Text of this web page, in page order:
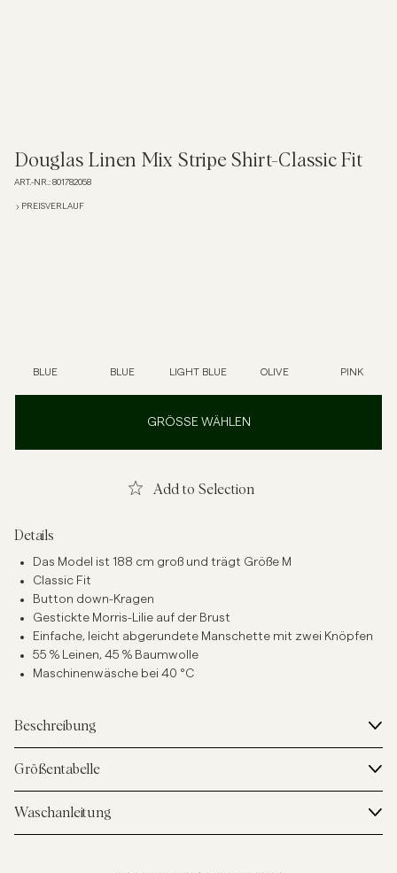
Hemden
Unterwäsche
Douglas Linen Mix Stripe Shirt-Classic Fit
ART.-NR.: 801782058
PREISVERLAUF
BLUE BLUE LIGHT BLUE OLIVE PINK
GRÖSSE WÄHLEN
Add to Selection
Details
Das Model ist 188 cm groß und trägt Größe M
Classic Fit
Button down-Kragen
Gestickte Morris-Lilie auf der Brust
Einfache, leicht abgerundete Manschette mit zwei Knöpfen
55 % Leinen, 45 % Baumwolle
Maschinenwäsche bei 40 °C
Beschreibung
Größentabelle
Waschanleitung